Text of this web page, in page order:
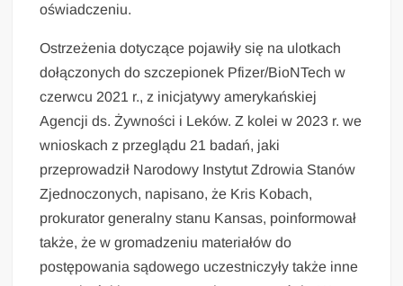
oświadczeniu.
Ostrzeżenia dotyczące pojawiły się na ulotkach
dołączonych do szczepionek Pfizer/BioNTech w
czerwcu 2021 r., z inicjatywy amerykańskiej
Agencji ds. Żywności i Leków. Z kolei w 2023 r. we
wnioskach z przeglądu 21 badań, jaki
przeprowadził Narodowy Instytut Zdrowia Stanów
Zjednoczonych, napisano, że Kris Kobach,
prokurator generalny stanu Kansas, poinformował
także, że w gromadzeniu materiałów do
postępowania sądowego uczestniczyły także inne